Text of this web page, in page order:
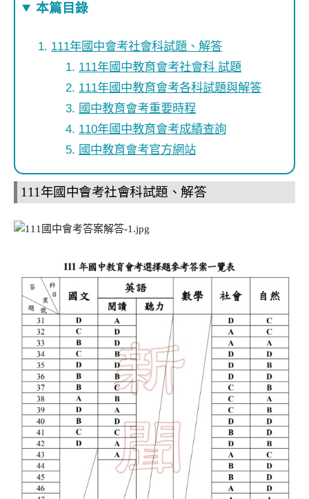
本篇目錄
111年國中會考社會科試題、解答
111年國中教育會考社會科 試題
111年國中教育會考各科試題與解答
國中教育會考重要時程
110年國中教育會考成績查詢
國中教育會考官方網站
111年國中會考社會科試題、解答